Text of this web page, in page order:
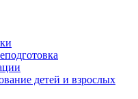
детей и взрослых